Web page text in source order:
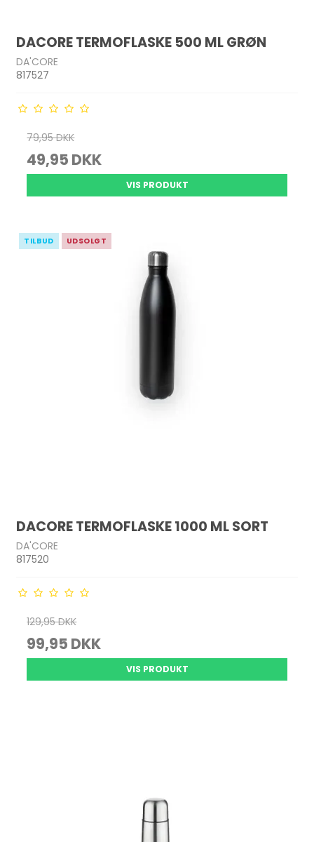
DACORE TERMOFLASKE 500 ML GRØN
DA'CORE
817527
79,95 DKK
49,95 DKK
VIS PRODUKT
TILBUD UDSOLGT
DACORE TERMOFLASKE 1000 ML SORT
DA'CORE
817520
129,95 DKK
99,95 DKK
VIS PRODUKT